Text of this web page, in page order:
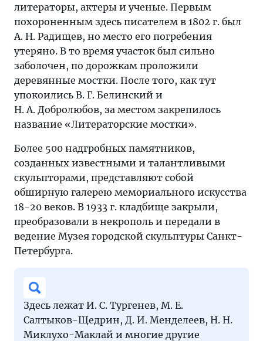
литераторы, актеры и ученые. Первым
похороненным здесь писателем в 1802 г. был
А. Н. Радищев, но место его погребения
утеряно. В то время участок был сильно
заболочен, по дорожкам проложили
деревянные мостки. После того, как тут
упокоились В. Г. Белинский и
Н. А. Добролюбов, за местом закрепилось
название «Литераторские мостки».
Более 500 надгробных памятников,
созданных известными и талантливыми
скульпторами, представляют собой
обширную галерею мемориального искусства
18-20 веков. В 1933 г. кладбище закрыли,
преобразовали в некрополь и передали в
ведение Музея городской скульптуры Санкт-
Петербурга.
Здесь лежат И. С. Тургенев, М. Е.
Салтыков-Щедрин, Д. И. Менделеев, Н. Н.
Миклухо-Маклай и многие другие